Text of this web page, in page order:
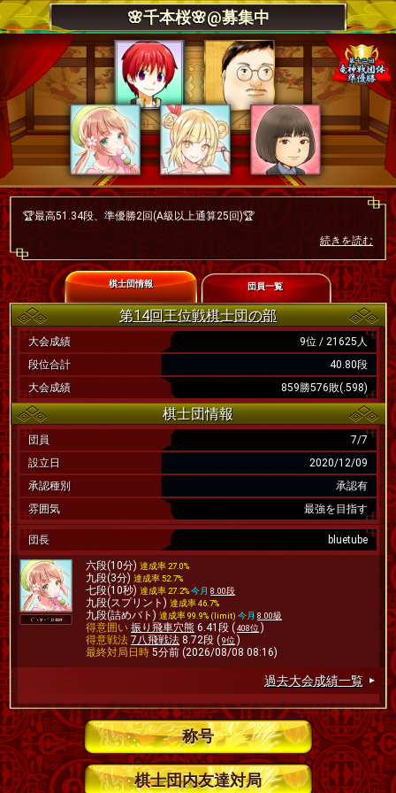
🌸千本桜🌸@募集中
🏆最高51.34段、準優勝2回(A級以上通算25回)🏆
☆団員同士千日手協定厳守
（棋士団戦期間中とかは関係なく全対局が対象、
スプリントと詰めバトは引分無理なので除外）
続きを読む
棋士団情報 団員一覧
第14回王位戦棋士団の部
大会成績
9位 / 21625人
段位合計
40.80段
大会成績
859勝576敗(.598)
棋士団情報
団員
7/7
設立日
2020/12/09
承認種別
承認有
雰囲気
最強を目指す
団長 bluetube
六段(10分)達成率 27.0%
九段(3分)達成率 52.7%
七段(10秒)達成率 27.2%今月8.00段
九段(スプリント)達成率 46.7%
九段(詰めバト)達成率 99.9% (limit)今月8.00級
得意囲い 振り飛車穴熊 6.41段 (408位 )
得意戦法 7八飛戦法 8.72段 (9位 )
最終対局日時 5分前 (2026/08/08 08:16)
過去大会成績一覧
称号
棋士団内友達対局